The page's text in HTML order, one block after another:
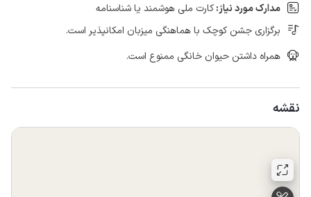
مدارک مورد نیاز:کارت ملی هوشمند یا شناسنامه
برگزاری جشن کوچک با هماهنگی میزبان امکانپذیر است.
همراه داشتن حیوان خانگی ممنوع است.
نقشه